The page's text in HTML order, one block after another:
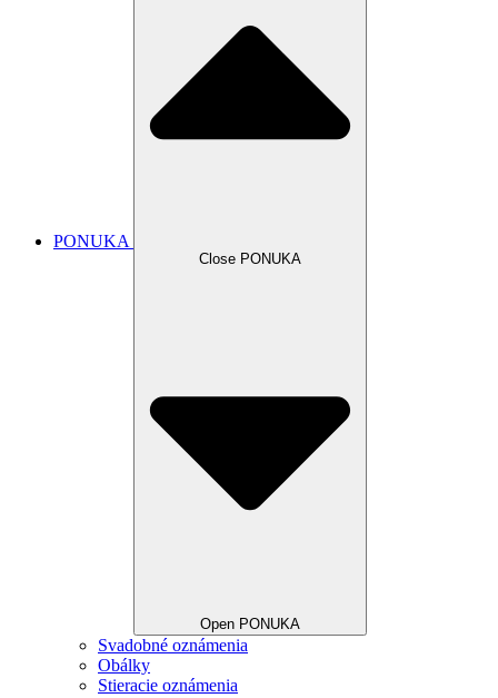
PONUKA
Close PONUKA
Open PONUKA
Svadobné oznámenia
Obálky
Stieracie oznámenia